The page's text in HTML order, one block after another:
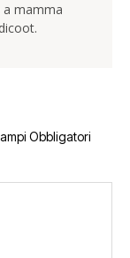
a mamma
Obbligatori